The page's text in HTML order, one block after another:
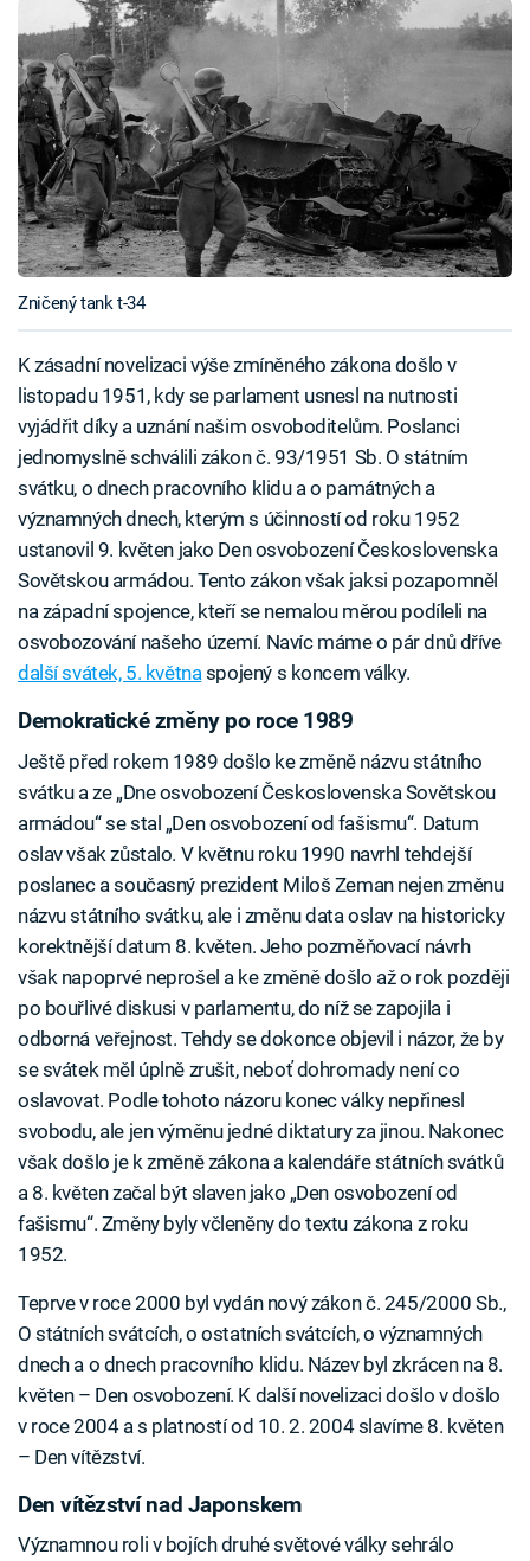
Zničený tank t-34
K zásadní novelizaci výše zmíněného zákona došlo v
listopadu 1951, kdy se parlament usnesl na nutnosti
vyjádřit díky a uznání našim osvoboditelům. Poslanci
jednomyslně schválili zákon č. 93/1951 Sb. O státním
svátku, o dnech pracovního klidu a o památných a
významných dnech, kterým s účinností od roku 1952
ustanovil 9. květen jako Den osvobození Československa
Sovětskou armádou. Tento zákon však jaksi pozapomněl
na západní spojence, kteří se nemalou měrou podíleli na
osvobozování našeho území. Navíc máme o pár dnů dříve
další svátek, 5. květnaspojený s koncem války.
Demokratické změny po roce 1989
Ještě před rokem 1989 došlo ke změně názvu státního
svátku a ze „Dne osvobození Československa Sovětskou
armádou“ se stal „Den osvobození od fašismu“. Datum
oslav však zůstalo. V květnu roku 1990 navrhl tehdejší
poslanec a současný prezident Miloš Zeman nejen změnu
názvu státního svátku, ale i změnu data oslav na historicky
korektnější datum 8. květen. Jeho pozměňovací návrh
však napoprvé neprošel a ke změně došlo až o rok později
po bouřlivé diskusi v parlamentu, do níž se zapojila i
odborná veřejnost. Tehdy se dokonce objevil i názor, že by
se svátek měl úplně zrušit, neboť dohromady není co
oslavovat. Podle tohoto názoru konec války nepřinesl
svobodu, ale jen výměnu jedné diktatury za jinou. Nakonec
však došlo je k změně zákona a kalendáře státních svátků
a 8. květen začal být slaven jako „Den osvobození od
fašismu“. Změny byly včleněny do textu zákona z roku
1952.
Teprve v roce 2000 byl vydán nový zákon č. 245/2000 Sb.,
O státních svátcích, o ostatních svátcích, o významných
dnech a o dnech pracovního klidu. Název byl zkrácen na 8.
květen – Den osvobození. K další novelizaci došlo v došlo
v roce 2004 a s platností od 10. 2. 2004 slavíme 8. květen
– Den vítězství.
Den vítězství nad Japonskem
Významnou roli v bojích druhé světové války sehrálo